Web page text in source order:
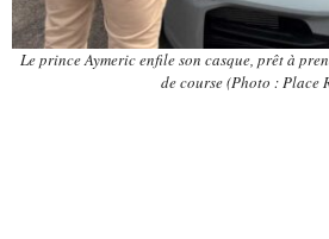
Le prince Aymeric enfile son casque, prêt à
de course (Photo : Place